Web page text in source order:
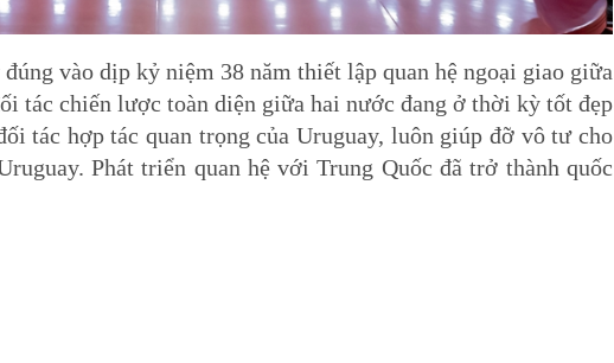
vào dịp kỷ niệm 38 năm thiết lập quan hệ ngoại giao giữa
tác chiến lược toàn diện giữa hai nước đang ở thời kỳ tốt đẹp
tác hợp tác quan trọng của Uruguay, luôn giúp đỡ vô tư cho
Phát triển quan hệ với Trung Quốc đã trở thành quốc